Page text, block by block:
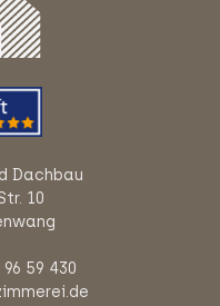
Dachbau
10
59 430